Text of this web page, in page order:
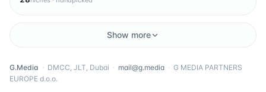
Show more
G.Media · DMCC, JLT, Dubai · mail@g.media · G MEDIA PARTNERS
EUROPE d.o.o.